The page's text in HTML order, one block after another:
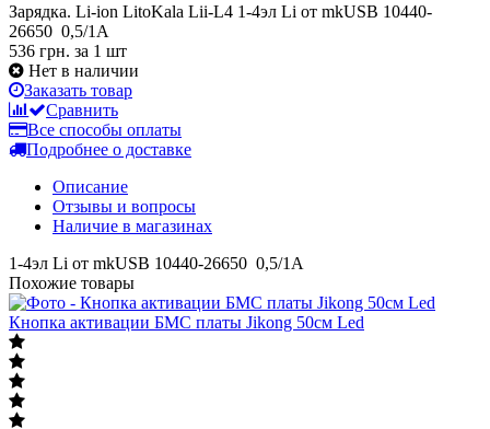
Зарядка. Li-ion LitoKala Lii-L4 1-4эл Li от mkUSB 10440-
26650 0,5/1А
536 грн. за 1 шт
Нет в наличии
Заказать товар
Сравнить
Все способы оплаты
Подробнее о доставке
Описание
Отзывы и вопросы
Наличие в магазинах
1-4эл Li от mkUSB 10440-26650 0,5/1А
Похожие товары
Кнопка активации БМС платы Jikong 50см Led